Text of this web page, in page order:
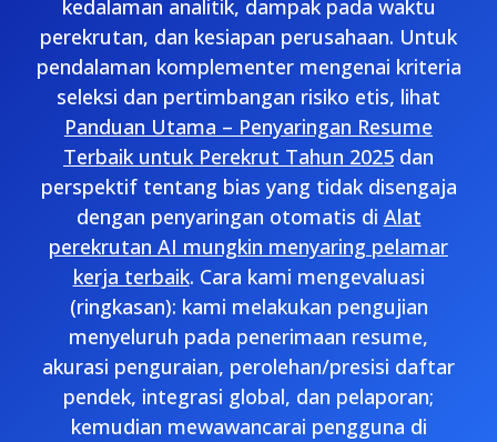
kedalaman analitik, dampak pada waktu
perekrutan, dan kesiapan perusahaan. Untuk
pendalaman komplementer mengenai kriteria
seleksi dan pertimbangan risiko etis, lihat
Panduan Utama – Penyaringan Resume
Terbaik untuk Perekrut Tahun 2025 dan
perspektif tentang bias yang tidak disengaja
dengan penyaringan otomatis di Alat
perekrutan AI mungkin menyaring pelamar
kerja terbaik. Cara kami mengevaluasi
(ringkasan): kami melakukan pengujian
menyeluruh pada penerimaan resume,
akurasi penguraian, perolehan/presisi daftar
pendek, integrasi global, dan pelaporan;
kemudian mewawancarai pengguna di